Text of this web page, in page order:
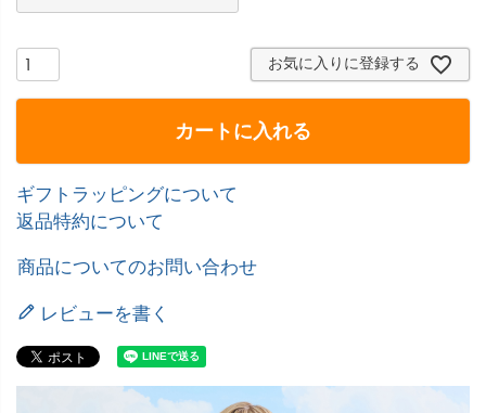
お気に入りに登録する
カートに入れる
ギフトラッピングについて
返品特約について
商品についてのお問い合わせ
レビューを書く